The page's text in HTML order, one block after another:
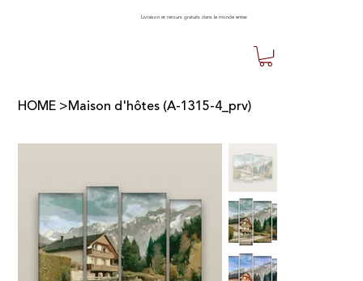
Livraison et retours gratuits dans le monde entier.
HOME >Maison d'hôtes (A-1315-4_prv)